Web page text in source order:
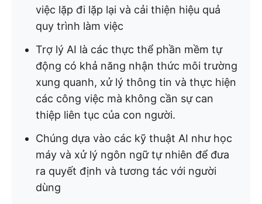
việc lặp đi lặp lại và cải thiện hiệu quả
quy trình làm việc
Trợ lý AI là các thực thể phần mềm tự
động có khả năng nhận thức môi trường
xung quanh, xử lý thông tin và thực hiện
các công việc mà không cần sự can
thiệp liên tục của con người.
Chúng dựa vào các kỹ thuật AI như học
máy và xử lý ngôn ngữ tự nhiên để đưa
ra quyết định và tương tác với người
dùng